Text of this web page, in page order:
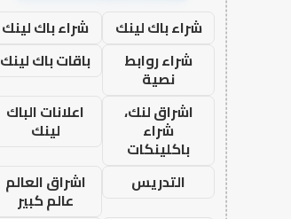
شراء باك لينك
شراء باك لينك
شراء روابط
نصية
باقات باك لينك
اشراق لنك،
شراء
باكلينكات
اعلانات الباك
لينك
التدريس
اشراق العالم
عالم كبير